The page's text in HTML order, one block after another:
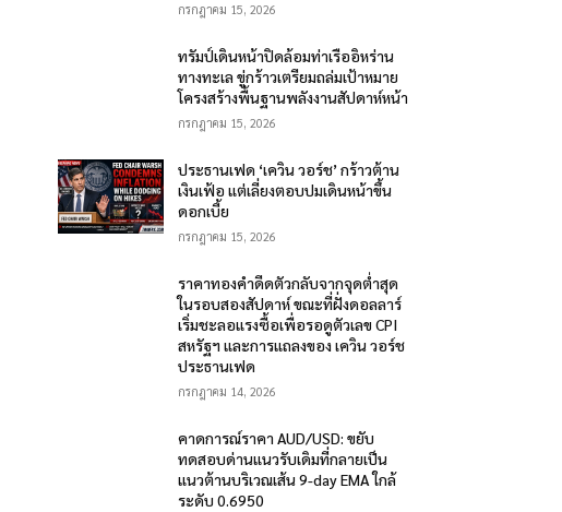
กรกฎาคม 15, 2026
ทรัมป์เดินหน้าปิดล้อมท่าเรืออิหร่าน
ทางทะเล ขู่กร้าวเตรียมถล่มเป้าหมาย
โครงสร้างพื้นฐานพลังงานสัปดาห์หน้า
กรกฎาคม 15, 2026
ประธานเฟด ‘เควิน วอร์ช’ กร้าวต้าน
เงินเฟ้อ แต่เลี่ยงตอบปมเดินหน้าขึ้น
ดอกเบี้ย
กรกฎาคม 15, 2026
ราคาทองคำดีดตัวกลับจากจุดต่ำสุด
ในรอบสองสัปดาห์ ขณะที่ฝั่งดอลลาร์
เริ่มชะลอแรงซื้อเพื่อรอดูตัวเลข CPI
สหรัฐฯ และการแถลงของ เควิน วอร์ช
ประธานเฟด
กรกฎาคม 14, 2026
คาดการณ์ราคา AUD/USD: ขยับ
ทดสอบด่านแนวรับเดิมที่กลายเป็น
แนวต้านบริเวณเส้น 9-day EMA ใกล้
ระดับ 0.6950